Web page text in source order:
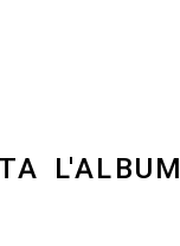
L'ALBUM